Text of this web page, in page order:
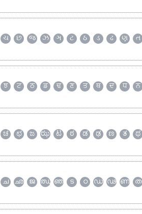
ચ છ જ ઝ ઞ ટ ઠ ડ ઢ ણ ત
ਝ ਟ ਠ ਡ ਢ ਣ ਤ ਥ ਦ ਧ ਨ
ಚ ಛ ಜ ಝ ಟ ಠ ಡ ಢ ಣ ತ ಥ
ച ഛ ജ ഝ ഞ ട ഠ ഡ ഢ ണ ത